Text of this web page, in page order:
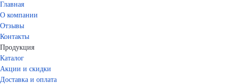
Главная
О компании
Отзывы
Контакты
Продукция
Каталог
Акции и скидки
Доставка и оплата